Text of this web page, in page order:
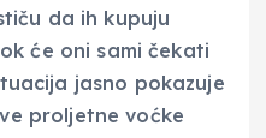
da ih kupuju
će oni sami čekati
jasno pokazuje
proljetne voćke